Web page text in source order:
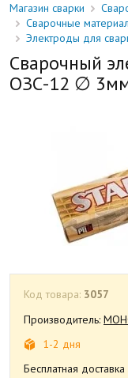
Магазин сварки
Сварочные
Электроды для
Сварочный
ОЗС-12 ∅ 3мм
Код товара: 3057
Производитель:
1-2 дня
Бесплатная